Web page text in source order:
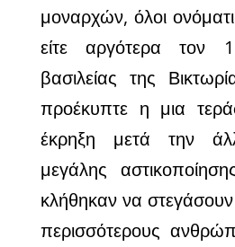
μοναρχών, όλοι
είτε αργότερα τον
βασιλείας της
προέκυπτε η μια
έκρηξη μετά την
μεγάλης
κλήθηκαν να
περισσότερους